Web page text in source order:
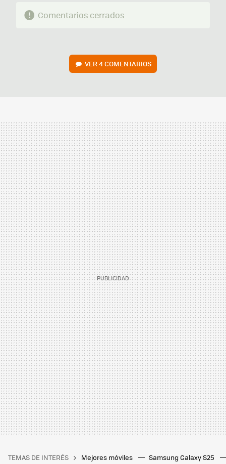
Comentarios cerrados
VER4 COMENTARIOS
TEMAS DE INTERÉS Mejores móviles Samsung Galaxy S25